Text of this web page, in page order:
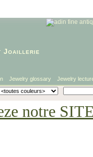
Joaillerie
Jewelry glossary Jewelry
notre